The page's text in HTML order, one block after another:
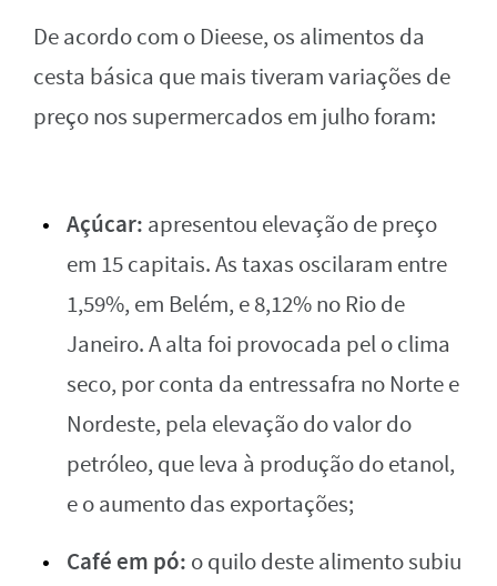
De acordo com o Dieese, os alimentos da
cesta básica que mais tiveram variações de
preço nos supermercados em julho foram:
Açúcar: apresentou elevação de preço
em 15 capitais. As taxas oscilaram entre
1,59%, em Belém, e 8,12% no Rio de
Janeiro. A alta foi provocada pel o clima
seco, por conta da entressafra no Norte e
Nordeste, pela elevação do valor do
petróleo, que leva à produção do etanol,
e o aumento das exportações;
Café em pó: o quilo deste alimento subiu